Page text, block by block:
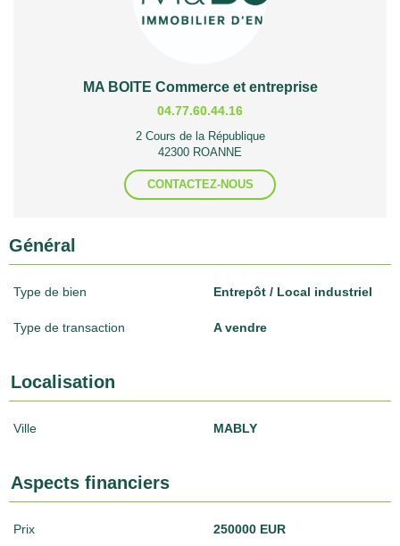
MA BOITE Commerce et entreprise
04.77.60.44.16
2 Cours de la République
42300 ROANNE
CONTACTEZ-NOUS
Général
Type de bien Entrepôt / Local industriel
Type de transaction A vendre
Localisation
Ville MABLY
Aspects financiers
Prix 250000 EUR